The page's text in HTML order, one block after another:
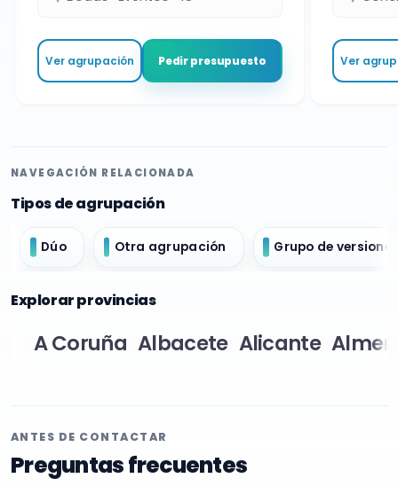
Ver agrupación Pedir presupuesto Ver
NAVEGACIÓN RELACIONADA
Tipos de agrupación
Dúo Otra agrupación Grupo de
Explorar provincias
A Coruña Albacete Alicante
ANTES DE CONTACTAR
Preguntas frecuentes